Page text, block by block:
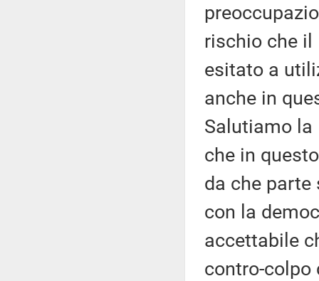
rischio che il
esitato a
anche in
Salutiamo la
che in
da che parte
con la
accettabile
contro-colpo